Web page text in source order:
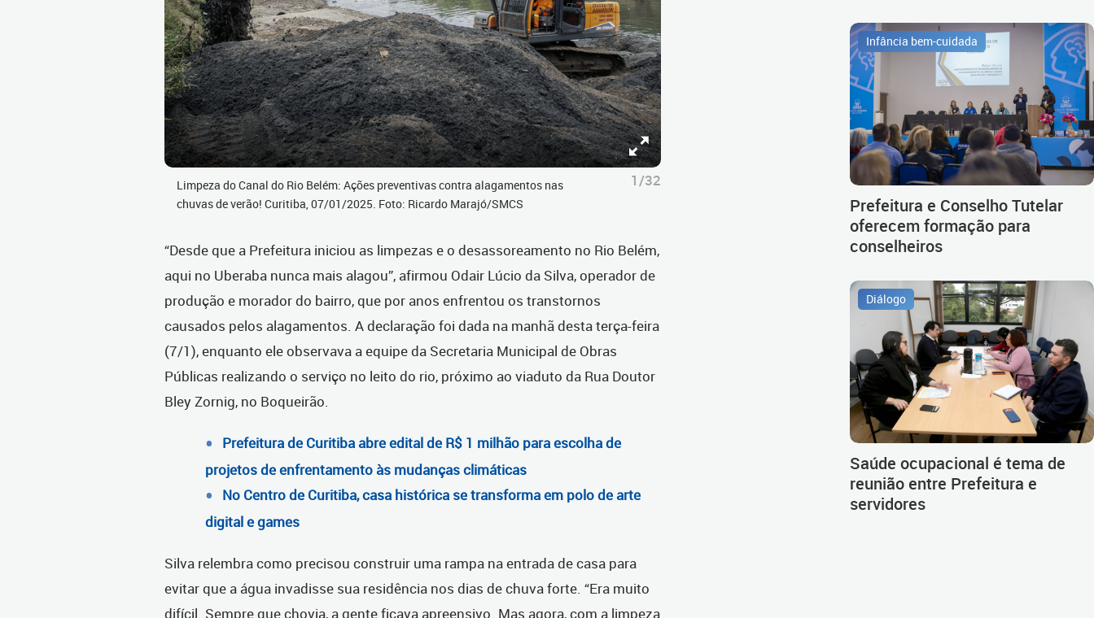
Limpeza do Canal do Rio Belém: Ações preventivas contra alagamentos nas
chuvas de verão! Curitiba, 07/01/2025. Foto: Ricardo Marajó/SMCS
1/32
“Desde que a Prefeitura iniciou as limpezas e o desassoreamento no Rio Belém,
aqui no Uberaba nunca mais alagou”, afirmou Odair Lúcio da Silva, operador de
produção e morador do bairro, que por anos enfrentou os transtornos
causados pelos alagamentos. A declaração foi dada na manhã desta terça-feira
(7/1), enquanto ele observava a equipe da Secretaria Municipal de Obras
Públicas realizando o serviço no leito do rio, próximo ao viaduto da Rua Doutor
Bley Zornig, no Boqueirão.
Prefeitura de Curitiba abre edital de R$ 1 milhão para escolha de
projetos de enfrentamento às mudanças climáticas
No Centro de Curitiba, casa histórica se transforma em polo de arte
digital e games
Silva relembra como precisou construir uma rampa na entrada de casa para
evitar que a água invadisse sua residência nos dias de chuva forte. “Era muito
difícil. Sempre que chovia, a gente ficava apreensivo. Mas agora, com a limpeza
Infância bem-cuidada
Prefeitura e Conselho Tutelar
oferecem formação para
conselheiros
Diálogo
Saúde ocupacional é tema de
reunião entre Prefeitura e
servidores